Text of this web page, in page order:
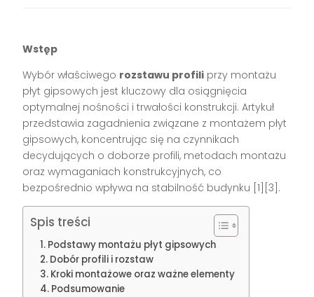
Wstęp
Wybór właściwego rozstawu profili przy montażu
płyt gipsowych jest kluczowy dla osiągnięcia
optymalnej nośności i trwałości konstrukcji. Artykuł
przedstawia zagadnienia związane z montażem płyt
gipsowych, koncentrując się na czynnikach
decydujących o doborze profili, metodach montażu
oraz wymaganiach konstrukcyjnych, co
bezpośrednio wpływa na stabilność budynku [1][3].
Spis treści
Podstawy montażu płyt gipsowych
Dobór profili i rozstaw
Kroki montażowe oraz ważne elementy
Podsumowanie